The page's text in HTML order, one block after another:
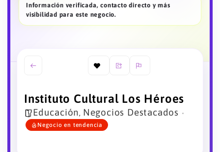
Información verificada, contacto directo y más
visibilidad para este negocio.
Instituto Cultural Los Héroes
Educación, Negocios Destacados
Negocio en tendencia